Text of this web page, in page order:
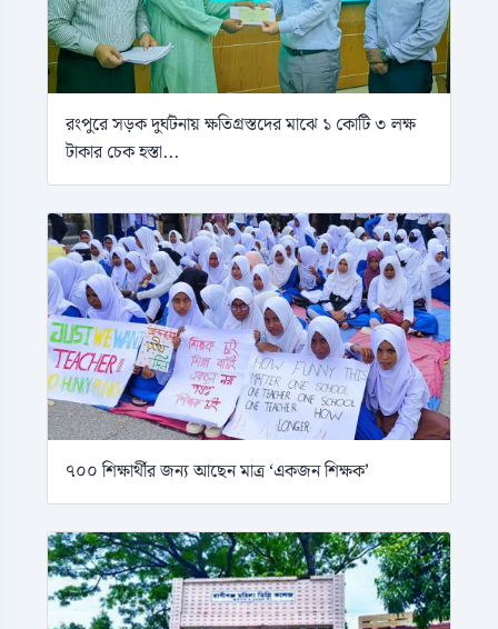
রংপুরে সড়ক দুর্ঘটনায় ক্ষতিগ্রস্তদের মাঝে ১ কোটি ৩ লক্ষ
টাকার চেক হস্তা...
৭০০ শিক্ষার্থীর জন্য আছেন মাত্র ‘একজন শিক্ষক’